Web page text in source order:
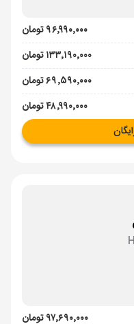
۹۶٬۹۹۰٬۰۰۰ تومان
۱۳۳٬۱۹۰٬۰۰۰ تومان
۶۹٬۵۹۰٬۰۰۰ تومان
۴۸٬۹۹۰٬۰۰۰ تومان
۹۷٬۶۹۰٬۰۰۰ تومان